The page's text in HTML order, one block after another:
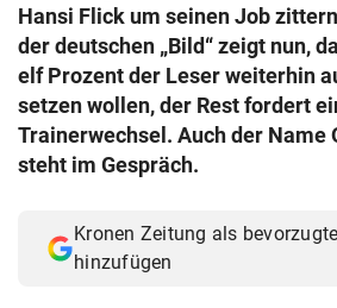
Muthgasse 2, 1190 Wien
Hansi Flick um seinen Job
der deutschen „Bild“ zeigt nun,
elf Prozent der Leser weiterhin
setzen wollen, der Rest fordert
Trainerwechsel. Auch der Name
steht im Gespräch.
Kronen Zeitung als
hinzufügen